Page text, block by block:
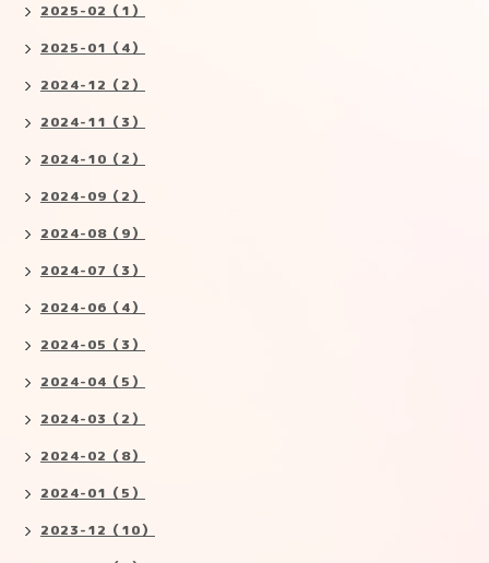
2025-02（1）
2025-01（4）
2024-12（2）
2024-11（3）
2024-10（2）
2024-09（2）
2024-08（9）
2024-07（3）
2024-06（4）
2024-05（3）
2024-04（5）
2024-03（2）
2024-02（8）
2024-01（5）
2023-12（10）